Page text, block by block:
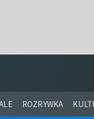
ROZRYWKA